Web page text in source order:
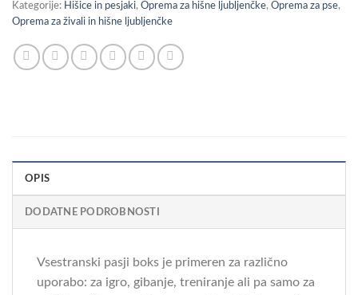
Kategorije: Hišice in pesjaki, Oprema za hišne ljubljenčke, Oprema za pse,
Oprema za živali in hišne ljubljenčke
OPIS
DODATNE PODROBNOSTI
Vsestranski pasji boks je primeren za različno
uporabo: za igro, gibanje, treniranje ali pa samo za